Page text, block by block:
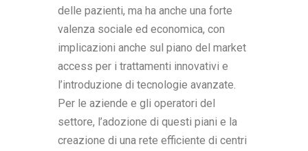
delle pazienti, ma ha anche una forte
valenza sociale ed economica, con
implicazioni anche sul piano del market
access per i trattamenti innovativi e
l’introduzione di tecnologie avanzate.
Per le aziende e gli operatori del
settore, l’adozione di questi piani e la
creazione di una rete efficiente di centri